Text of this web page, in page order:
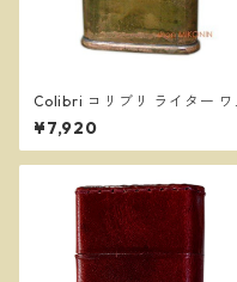
Colibri コリブリ ライター ワ
イルドブラス オイルライター
308M-003
¥7,920